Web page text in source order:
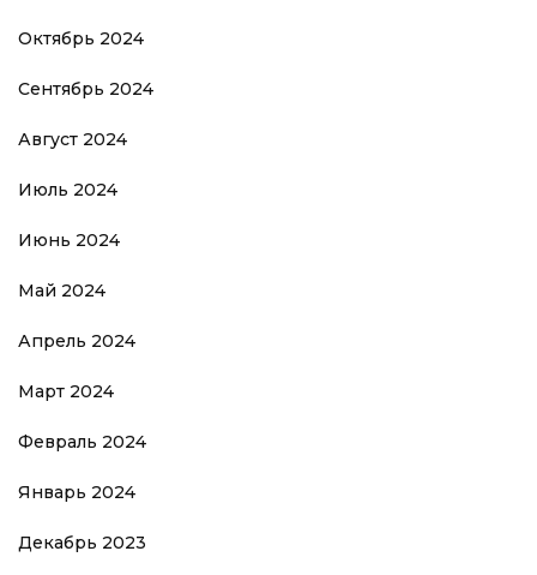
Октябрь 2024
Сентябрь 2024
Август 2024
Июль 2024
Июнь 2024
Май 2024
Апрель 2024
Март 2024
Февраль 2024
Январь 2024
Декабрь 2023